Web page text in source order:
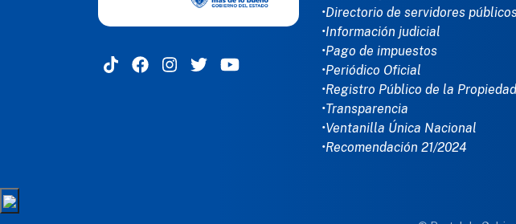
•Directorio de servidores
•Información judicial
•Pago de impuestos
•Periódico Oficial
•Registro Público de la Propiedad
•Transparencia
•Ventanilla Única Nacional
•Recomendación 21/2024